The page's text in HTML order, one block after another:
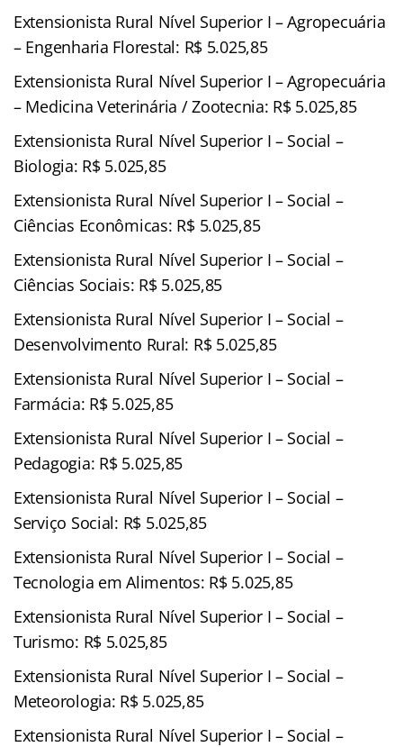
Extensionista Rural Nível Superior I – Agropecuária
– Engenharia Florestal: R$ 5.025,85
Extensionista Rural Nível Superior I – Agropecuária
– Medicina Veterinária / Zootecnia: R$ 5.025,85
Extensionista Rural Nível Superior I – Social –
Biologia: R$ 5.025,85
Extensionista Rural Nível Superior I – Social –
Ciências Econômicas: R$ 5.025,85
Extensionista Rural Nível Superior I – Social –
Ciências Sociais: R$ 5.025,85
Extensionista Rural Nível Superior I – Social –
Desenvolvimento Rural: R$ 5.025,85
Extensionista Rural Nível Superior I – Social –
Farmácia: R$ 5.025,85
Extensionista Rural Nível Superior I – Social –
Pedagogia: R$ 5.025,85
Extensionista Rural Nível Superior I – Social –
Serviço Social: R$ 5.025,85
Extensionista Rural Nível Superior I – Social –
Tecnologia em Alimentos: R$ 5.025,85
Extensionista Rural Nível Superior I – Social –
Turismo: R$ 5.025,85
Extensionista Rural Nível Superior I – Social –
Meteorologia: R$ 5.025,85
Extensionista Rural Nível Superior I – Social –